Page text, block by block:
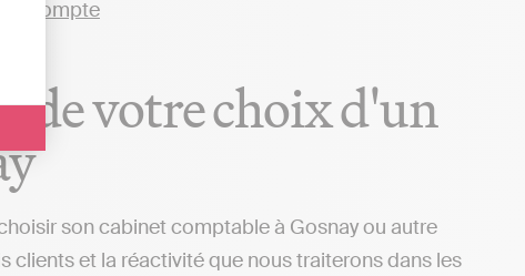
de votre choix d'un
son cabinet comptable à Gosnay ou autre
clients et la réactivité que nous traiterons dans les